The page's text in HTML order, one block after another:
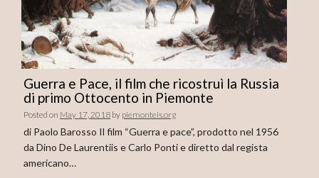
Guerra e Pace, il film che ricostruì la Russia
di primo Ottocento in Piemonte
Posted on May 17, 2018 by piemonteis.org
di Paolo Barosso Il film “Guerra e pace”, prodotto nel 1956
da Dino De Laurentiis e Carlo Ponti e diretto dal regista
americano…